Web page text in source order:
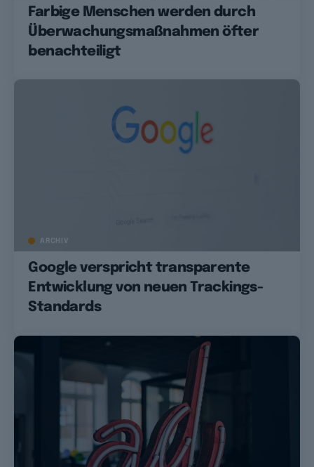
Farbige Menschen werden durch
Überwachungsmaßnahmen öfter
benachteiligt
ARCHIV
Google verspricht transparente
Entwicklung von neuen Trackings-
Standards